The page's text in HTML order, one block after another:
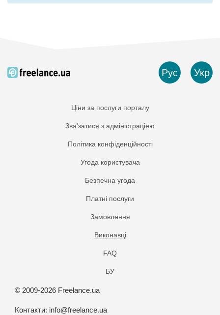
Рус Укр
Ціни за послуги порталу
Звя'затися з адміністраціею
Політика конфіденційності
Угода користувача
Безпечна угода
Платнi послуги
Замовлення
Виконавці
FAQ
БУ
© 2009-2026 Freelance.ua
Контакти: info@freelance.ua